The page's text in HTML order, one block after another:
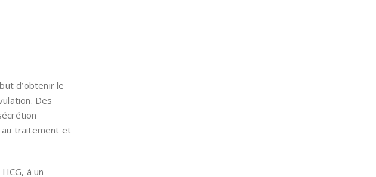
d’obtenir le
Des
au traitement et
à un